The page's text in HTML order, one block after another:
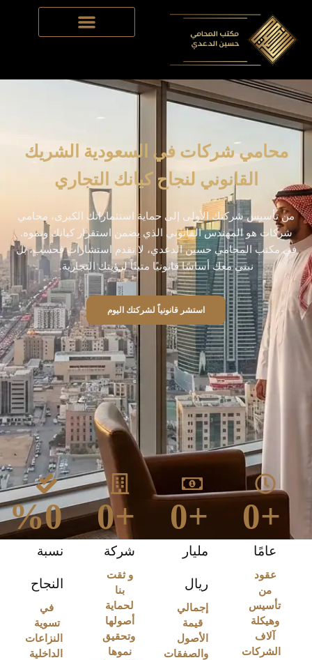
Skip
محامي شركات في السعودية الشريك
القانوني لنجاح كيانك التجاري
من تأسيس شركتك الأولى إلى حماية استثماراتك الكبرى، محامي
شركات هو المهندس القانوني الذي يضمن استقرار كيانك ونموه.
في مكتب المحامي حسين الدعدي، لا نقدم استشارات فحسب، بل
نبني معك أساسًا قانونيًا متينًاً لرؤيتك التجارية.
استشر قانونياً لشركتك اليوم
عامًا
+
0
عقود
من
تأسيس
وهيكلة
آلاف
الشركات
مليار
ريال
+
0
إجمالي
قيمة
الأصول
والصفقات
شركة
+
0
و ثقت
بنا
لحماية
أصولها
وتحقيق
نموها
نسبة
النجاح
0
%
في
تسوية
النزاعات
الداخلية